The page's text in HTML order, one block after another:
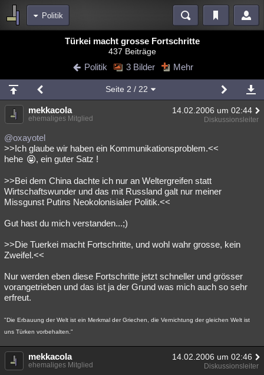
Politik
Blogs Videos
Chat Wiki Neuigkeiten
meine Rubriken
Menschen Wissenschaft Mystery Kriminalfälle
Spiritualität
Natur Umfragen Unterhaltung
weitere Rubriken
Philosophie Träume Orte Esoterik Literatur
Astronomie Gruppen
Musik Clash Verbesserungen Allmystery English
Übersichten
Besucht Teilgenommen Alle Neue Geschlossen
Lesenswert
Türkei macht grosse Fortschritte
437 Beiträge
Politik 3 Bilder Mehr
Seite 2 / 22
mekkacola 14.02.2006 um 02:44
ehemaliges Mitglied Diskussionsleiter
@oxayotel
>>Ich glaube wir haben ein Kommunikationsproblem.<<
hehe
, ein guter Satz !
>>Bei dem China dachte ich nur an Weltergreifen statt
Wirtschaftswunder und das mit Russland galt nur meiner
Missgunst Putins Neokolonisialer Politik.<<
Gut hast du mich verstanden...;)
>>Die Tuerkei macht Fortschritte, und wohl wahr grosse, kein
Zweifel.<<
Nur werden eben diese Fortschritte jetzt schneller und grösser
vorangetrieben und das ist ja der Grund was mich auch so sehr
erfreut.
"Die Erbauung der Welt ist ein Merkmal der Griechen, die Vernichtung der gleichen Welt ist
uns Türken vorbehalten."
mekkacola 14.02.2006 um 02:46
ehemaliges Mitglied Diskussionsleiter